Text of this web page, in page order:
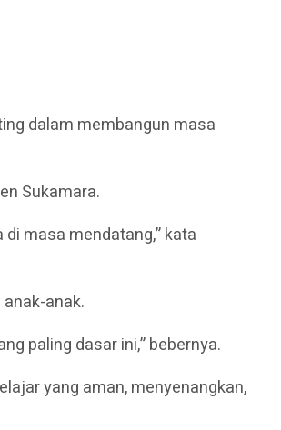
dalam membangun masa
Sukamara.
masa mendatang,” kata
anak.
paling dasar ini,” bebernya.
yang aman, menyenangkan,